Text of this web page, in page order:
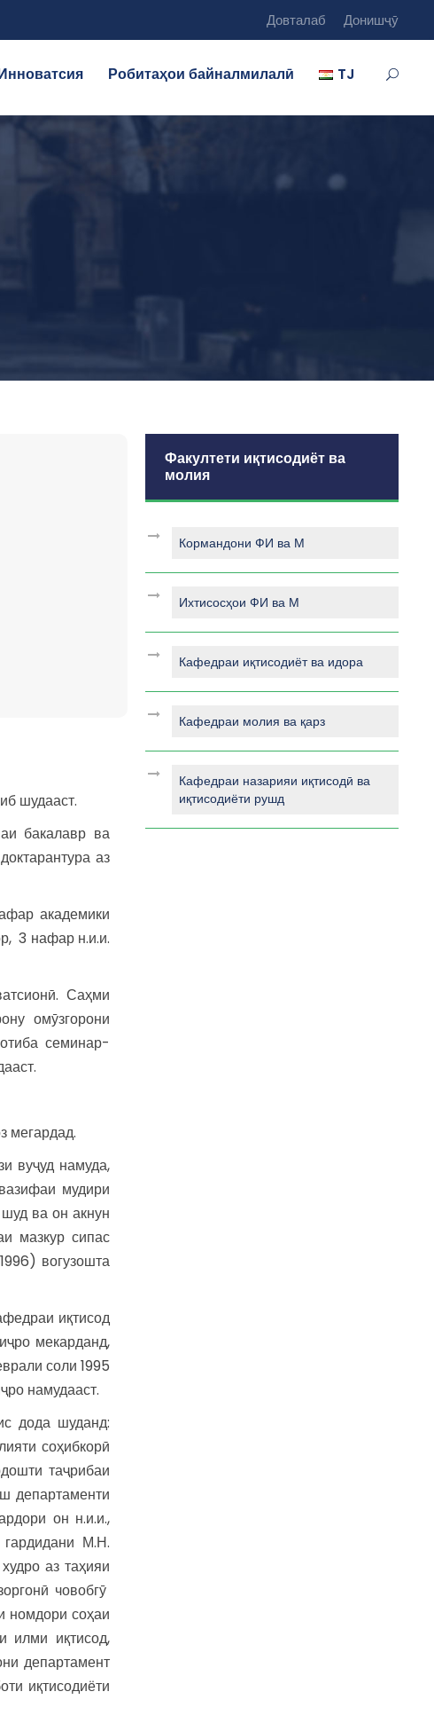
Довталаб Донишҷӯ
Робитаҳои байналмилалӣ TJ
шудааст.
бакалавр ва
аз
академики
3 нафар н.и.и.
Саҳми
омӯзгорони
семинар-
мегардад.
вуҷуд намуда,
мудири
ва он акнун
мазкур сипас
вогузошта
иқтисод
мекарданд,
соли 1995
намудааст.
дода шуданд:
соҳибкорӣ
таҷрибаи
департаменти
он н.и.и.,
М.Н.
аз таҳияи
човобгӯ
номдори соҳаи
илми иқтисод,
департамент
иқтисодиёти
Факултети иқтисодиёт ва
молия
Кормандони ФИ ва М
Ихтисосҳои ФИ ва М
Кафедраи иқтисодиёт ва идора
Кафедраи молия ва қарз
Кафедраи назарияи иқтисодӣ ва
иқтисодиёти рушд